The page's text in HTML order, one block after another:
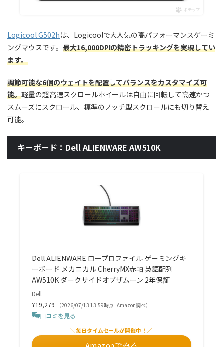
ポチップ
Logicool G502hは、Logicoolで大人気の高パフォーマンスゲーミ
ングマウスです。 最大16,000DPIの精密トラッキングを実現してい
ます。
調節可能な6個のウェイトを配置してバランスをカスタマイズ可
能。軽量の超高速スクロールホイールは自由に回転して高速かつ
スムーズにスクロール、標準のノッチ型スクロールにも切り替え
可能。
キーボード：Dell ALIENWARE AW510K
Dell ALIENWARE ロープロファイル ゲーミングキ
ーボード メカニカル CherryMX赤軸 英語配列
AW510K ダークサイドオブザムーン 2年保証
Dell
¥19,279
（2026/07/13 13:59時点 | Amazon調べ）
口コミを見る
＼毎日タイムセールが開催中！／
Amazonでみる